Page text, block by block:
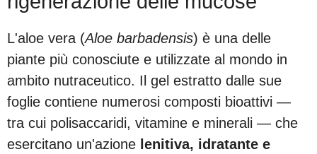
L'aloe vera (Aloe barbadensis) è una delle
piante più conosciute e utilizzate al mondo in
ambito nutraceutico. Il gel estratto dalle sue
foglie contiene numerosi composti bioattivi —
tra cui polisaccaridi, vitamine e minerali — che
esercitano un'azione lenitiva, idratante e